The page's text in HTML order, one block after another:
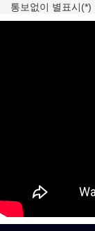
통보없이 별표시